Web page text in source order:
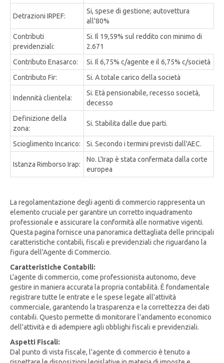
Detrazioni IRPEF:
Si, spese di gestione; autovettura
all'80%
Contributi
previdenziali:
Si. Il 19,59% sul reddito con minimo di
2.671
Contributo Enasarco:
Si. Il 6,75% c/agente e il 6,75% c/società
Contributo Fir:
Si. A totale carico della società
Indennità clientela:
Si. Età pensionabile, recesso società,
decesso
Definizione della
zona:
Si. Stabilita dalle due parti.
Scioglimento Incarico: Si. Secondo i termini previsti dall'AEC.
Istanza Rimborso Irap:
No. L'Irap è stata confermata dalla corte
europea
La regolamentazione degli agenti di commercio rappresenta un
elemento cruciale per garantire un corretto inquadramento
professionale e assicurare la conformità alle normative vigenti.
Questa pagina fornisce una panoramica dettagliata delle principali
caratteristiche contabili, fiscali e previdenziali che riguardano la
figura dell'Agente di Commercio.
Caratteristiche Contabili:
L'agente di commercio, come professionista autonomo, deve
gestire in maniera accurata la propria contabilità. È fondamentale
registrare tutte le entrate e le spese legate all'attività
commerciale, garantendo la trasparenza e la correttezza dei dati
contabili. Questo permette di monitorare l'andamento economico
dell'attività e di adempiere agli obblighi fiscali e previdenziali.
Aspetti Fiscali:
Dal punto di vista fiscale, l'agente di commercio è tenuto a